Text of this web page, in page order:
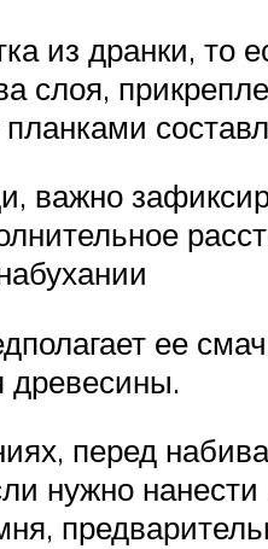
из дранки, то
слоя,
важно
ее
древесины.
перед
нужно